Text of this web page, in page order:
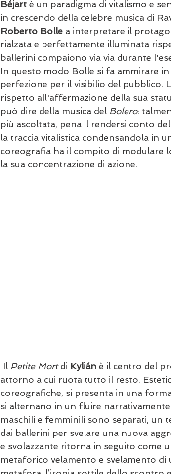
Béjart è un paradigma di vitalismo e
in crescendo della celebre musica di
Roberto Bolle a interpretare il
rialzata e perfettamente illuminata
ballerini compaiono via via durante
In questo modo Bolle si fa ammirare
perfezione per il visibilio del pubblico.
rispetto all'affermazione della sua
può dire della musica del Bolero:
più ascoltata, pena il rendersi conto
la traccia vitalistica condensandola in
coreografia ha il compito di modulare
la sua concentrazione di azione.
Il Petite Mort di Kylián è il centro del
attorno a cui ruota tutto il resto.
coreografiche, si presenta in una
si alternano in un fluire
maschili e femminili sono separati, un
dai ballerini per svelare una nuova
e svolazzante ritorna in seguito come
metaforico velamento e svelamento